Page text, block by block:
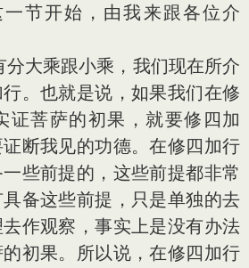
节开始，由我来跟各位介
乘跟小乘，我们现在所介
。也就是说，如果我们在修
证菩萨的初果，就要修四加
断我见的功德。在修四加行
些前提的，这些前提都非常
备这些前提，只是单独的去
作观察，事实上是没有办法
初果。所以说，在修四加行